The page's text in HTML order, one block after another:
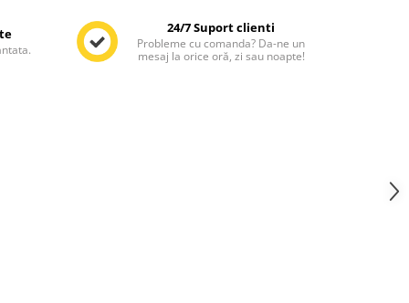
24/7 Suport clienti
Probleme cu comanda? Da-ne un
mesaj la orice oră, zi sau noapte!